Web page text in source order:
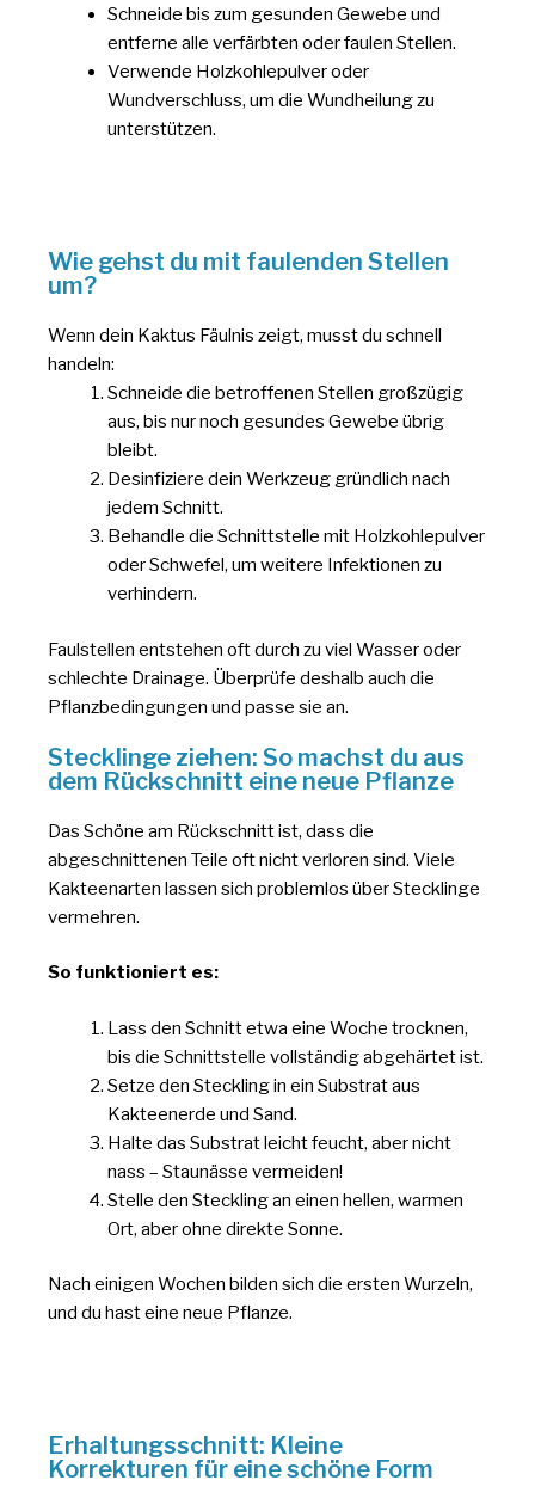
Schneide bis zum gesunden Gewebe und
entferne alle verfärbten oder faulen Stellen.
Verwende Holzkohlepulver oder
Wundverschluss, um die Wundheilung zu
unterstützen.
Wie gehst du mit faulenden Stellen
um?
Wenn dein Kaktus Fäulnis zeigt, musst du schnell
handeln:
Schneide die betroffenen Stellen großzügig
aus, bis nur noch gesundes Gewebe übrig
bleibt.
Desinfiziere dein Werkzeug gründlich nach
jedem Schnitt.
Behandle die Schnittstelle mit Holzkohlepulver
oder Schwefel, um weitere Infektionen zu
verhindern.
Faulstellen entstehen oft durch zu viel Wasser oder
schlechte Drainage. Überprüfe deshalb auch die
Pflanzbedingungen und passe sie an.
Stecklinge ziehen: So machst du aus
dem Rückschnitt eine neue Pflanze
Das Schöne am Rückschnitt ist, dass die
abgeschnittenen Teile oft nicht verloren sind. Viele
Kakteenarten lassen sich problemlos über Stecklinge
vermehren.
So funktioniert es:
Lass den Schnitt etwa eine Woche trocknen,
bis die Schnittstelle vollständig abgehärtet ist.
Setze den Steckling in ein Substrat aus
Kakteenerde und Sand.
Halte das Substrat leicht feucht, aber nicht
nass – Staunässe vermeiden!
Stelle den Steckling an einen hellen, warmen
Ort, aber ohne direkte Sonne.
Nach einigen Wochen bilden sich die ersten Wurzeln,
und du hast eine neue Pflanze.
Erhaltungsschnitt: Kleine
Korrekturen für eine schöne Form